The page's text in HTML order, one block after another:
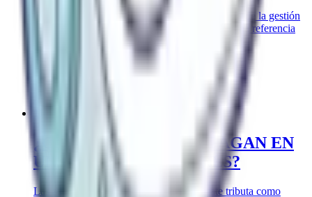
Qué es un fondo indexado, en qué se diferencia de la gestión
activa y por qué su bajo coste lo convierte en una referencia
útil para juzgar tu plan de pensiones.
fondo indexado
plan de pensiones
11 de marzo de 2024
¿QUÉ IMPUESTOS SE PAGAN EN
UN PLAN DE PENSIONES?
Las aportaciones desgravan, pero el rescate tributa como